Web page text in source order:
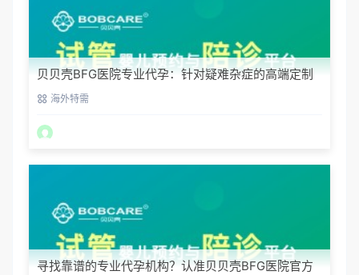
贝贝壳BFG医院专业代孕：针对疑难杂症的高端定制
生育服务
海外特需
寻找靠谱的专业代孕机构？认准贝贝壳BFG医院官方